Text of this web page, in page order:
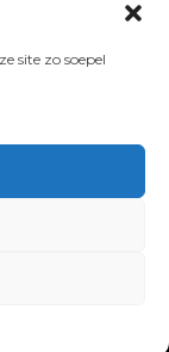
site zo soepel